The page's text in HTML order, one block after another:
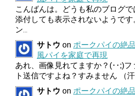
こんばんは。どうも私のブログ
添付しても表示されないようで
ン...
サトウ on ポークパイの絶
風パイを家庭で再現
あれ、画像見れてますか？(･･;)
ト送信ですよね？すみません （汗
サトウ on ポークパイの絶